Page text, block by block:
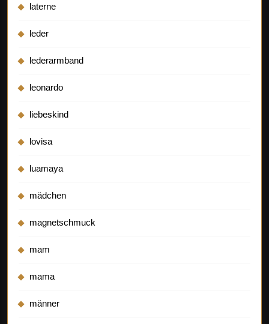
laterne
leder
lederarmband
leonardo
liebeskind
lovisa
luamaya
mädchen
magnetschmuck
mam
mama
männer